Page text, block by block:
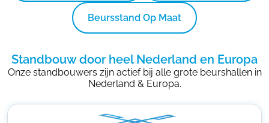
Beursstand Op Maat
Standbouw door heel Nederland en Europa
Onze standbouwers zijn actief bij alle grote beurshallen in
Nederland & Europa.